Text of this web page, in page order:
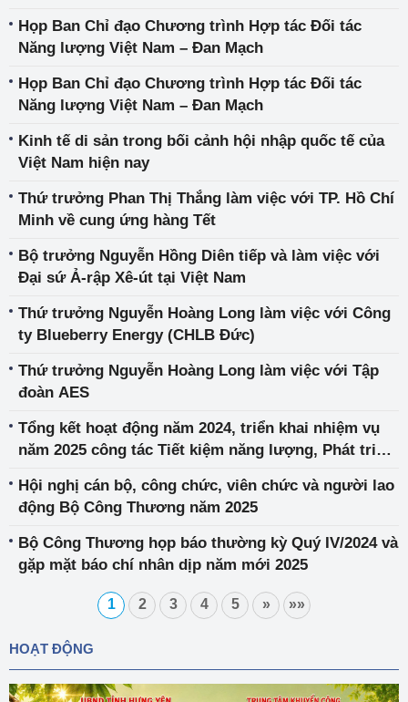
Họp Ban Chỉ đạo Chương trình Hợp tác Đối tác
Năng lượng Việt Nam – Đan Mạch
Họp Ban Chỉ đạo Chương trình Hợp tác Đối tác
Năng lượng Việt Nam – Đan Mạch
Kinh tế di sản trong bối cảnh hội nhập quốc tế của
Việt Nam hiện nay
Thứ trưởng Phan Thị Thắng làm việc với TP. Hồ Chí
Minh về cung ứng hàng Tết
Bộ trưởng Nguyễn Hồng Diên tiếp và làm việc với
Đại sứ Ả-rập Xê-út tại Việt Nam
Thứ trưởng Nguyễn Hoàng Long làm việc với Công
ty Blueberry Energy (CHLB Đức)
Thứ trưởng Nguyễn Hoàng Long làm việc với Tập
đoàn AES
Tổng kết hoạt động năm 2024, triển khai nhiệm vụ
năm 2025 công tác Tiết kiệm năng lượng, Phát triển
Hội nghị cán bộ, công chức, viên chức và người lao
động Bộ Công Thương năm 2025
Bộ Công Thương họp báo thường kỳ Quý IV/2024 và
gặp mặt báo chí nhân dịp năm mới 2025
1 2 3 4 5 » »»
HOẠT ĐỘNG